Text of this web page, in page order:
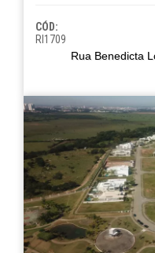
CÓD:
RI1709
Rua Benedicta